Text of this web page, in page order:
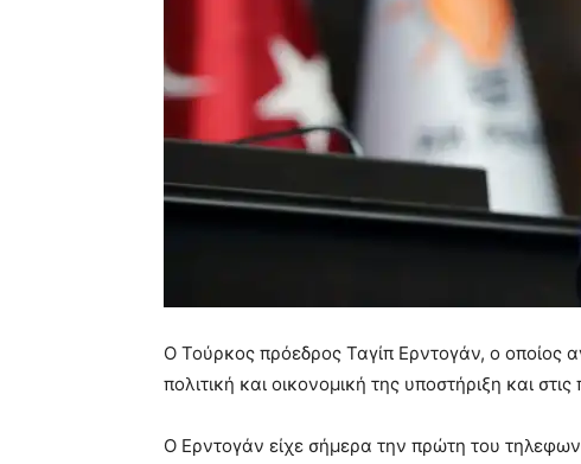
Ο Τούρκος πρόεδρος Ταγίπ Ερντογάν, ο οποίος
πολιτική και οικονομική της υποστήριξη και
Ο Ερντογάν είχε σήμερα την πρώτη του